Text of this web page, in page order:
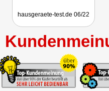
hausgeraete-test.de 06/22